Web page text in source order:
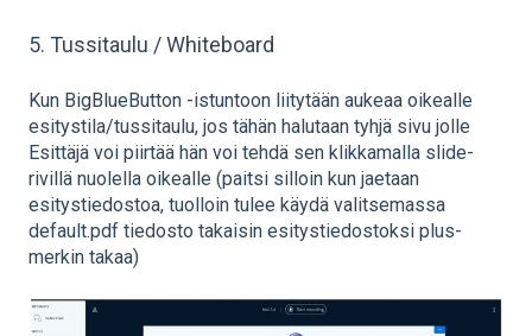
5. Tussitaulu / Whiteboard
Kun BigBlueButton -istuntoon liitytään aukeaa oikealle
esitystila/tussitaulu, jos tähän halutaan tyhjä sivu jolle
Esittäjä voi piirtää hän voi tehdä sen klikkamalla slide-
rivillä nuolella oikealle (paitsi silloin kun jaetaan
esitystiedostoa, tuolloin tulee käydä valitsemassa
default.pdf tiedosto takaisin esitystiedostoksi plus-
merkin takaa)